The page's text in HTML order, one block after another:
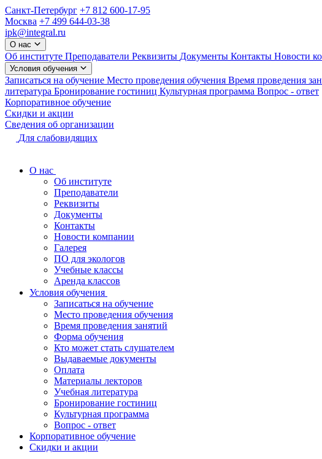
Санкт-Петербург +7 812 600-17-95
Москва +7 499 644-03-38
ipk@integral.ru
О нас
Об институте Преподаватели Реквизиты Документы Контакты Новости
Условия обучения
Записаться на обучение Место проведения обучения Время проведения
литература Бронирование гостиниц Культурная программа Вопрос - ответ
Корпоративное обучение
Скидки и акции
Сведения об организации
Для слабовидящих
О нас
Об институте
Преподаватели
Реквизиты
Документы
Контакты
Новости компании
Галерея
ПО для экологов
Учебные классы
Аренда классов
Условия обучения
Записаться на обучение
Место проведения обучения
Время проведения занятий
Форма обучения
Кто может стать слушателем
Выдаваемые документы
Оплата
Материалы лекторов
Учебная литература
Бронирование гостиниц
Культурная программа
Вопрос - ответ
Корпоративное обучение
Скидки и акции